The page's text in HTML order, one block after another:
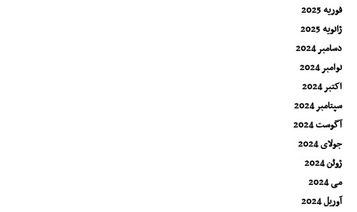
فوریه 2025
ژانویه 2025
دسامبر 2024
نوامبر 2024
اکتبر 2024
سپتامبر 2024
آگوست 2024
جولای 2024
ژوئن 2024
می 2024
آوریل 2024